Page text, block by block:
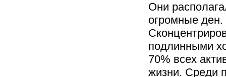
Они
огромные ден.
подлинными
70% всех
жизни. Среди